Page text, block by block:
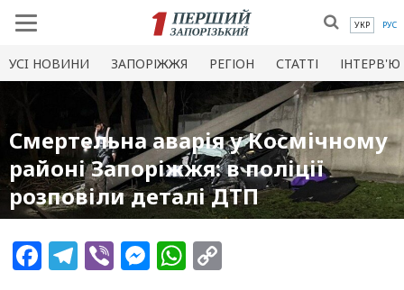
УКР РУС
УСI НОВИНИ ЗАПОРІЖЖЯ РЕГІОН СТАТТІ ІНТЕРВ'Ю
Смертельна аварія у Космічному
районі Запоріжжя: в поліції
розповіли деталі ДТП
Facebook
Telegram
ViberMessenger
WhatsApp